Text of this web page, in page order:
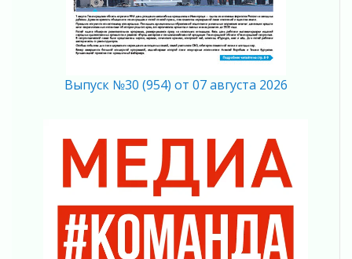
Без риска для здоровья и кошелька
04 августа 2026
Важная информация
Что делать со сбережениями
03 августа 2026
Ленобласть повышает производительность
труда в ЖКХ
Поддержка волонтерских объединений
03 августа 2026
Ладожский мост полностью закроют на два
Выпуск №30 (954) от 07 августа 2026